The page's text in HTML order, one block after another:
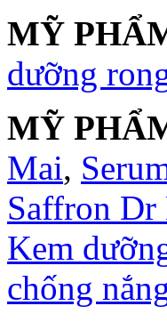
MỸ
dưỡng
MỸ
Mai,
Saffron Dr
Kem
chống